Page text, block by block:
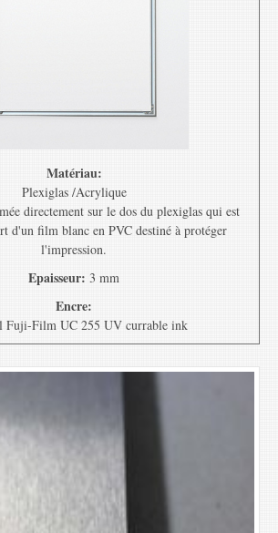
Matériau:
Plexiglas /Acrylique
directement sur le dos du plexiglas qui est
d'un film blanc en PVC destiné à protéger
l'impression.
Epaisseur: 3 mm
Encre:
Fuji-Film UC 255 UV currable ink